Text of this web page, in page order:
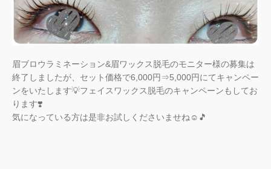
眉ブロウラミネーション&眉ワックス脱毛のモニター様の募集は
終了しましたが、セット価格で6,000円⇒5,000円にてキャンペー
ンをいたします💡フェイスワックス脱毛のキャンペーンもしてお
ります❣️
気になっている方は是非お試しくださいませね☺️🎵